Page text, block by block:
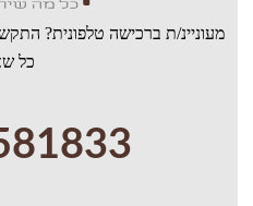
מעוניינ/ת ברכישה טלפונית?
כל